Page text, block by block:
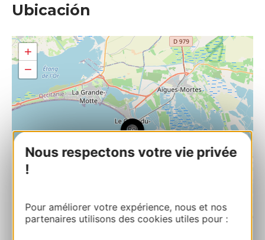
Nous respectons votre vie privée
!
Pour améliorer votre expérience, nous et nos
partenaires utilisons des cookies utiles pour :
Ubicación
+
−